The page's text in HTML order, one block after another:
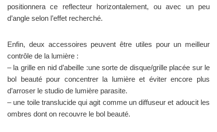
positionnera ce reflecteur horizontalement, ou avec un peu
d’angle selon l’effet recherché.
Enfin, deux accessoires peuvent être utiles pour un meilleur
contrôle de la lumière :
– la grille en nid d’abeille :une sorte de disque/grille placée sur le
bol beauté pour concentrer la lumière et éviter encore plus
d’arroser le studio de lumière parasite.
– une toile translucide qui agit comme un diffuseur et adoucit les
ombres dont on recouvre le bol beauté.